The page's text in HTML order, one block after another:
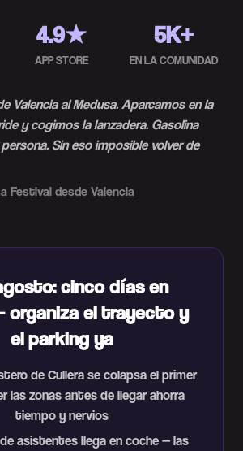
4.9★
APP STORE
5K+
EN LA COMUNIDAD
Valencia al Medusa. Aparcamos en la
y cogimos la lanzadera. Gasolina
Sin eso imposible volver de
Festival desde Valencia
cinco días en
organiza el trayecto y
el parking ya
de Cullera se colapsa el primer
las zonas antes de llegar ahorra
tiempo y nervios
asistentes llega en coche — las